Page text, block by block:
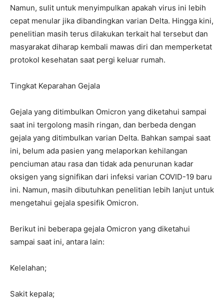
Namun, sulit untuk menyimpulkan apakah virus ini lebih
cepat menular jika dibandingkan varian Delta. Hingga kini,
penelitian masih terus dilakukan terkait hal tersebut dan
masyarakat diharap kembali mawas diri dan memperketat
protokol kesehatan saat pergi keluar rumah.
Tingkat Keparahan Gejala
Gejala yang ditimbulkan Omicron yang diketahui sampai
saat ini tergolong masih ringan, dan berbeda dengan
gejala yang ditimbulkan varian Delta. Bahkan sampai saat
ini, belum ada pasien yang melaporkan kehilangan
penciuman atau rasa dan tidak ada penurunan kadar
oksigen yang signifikan dari infeksi varian COVID-19 baru
ini. Namun, masih dibutuhkan penelitian lebih lanjut untuk
mengetahui gejala spesifik Omicron.
Berikut ini beberapa gejala Omicron yang diketahui
sampai saat ini, antara lain:
Kelelahan;
Sakit kepala;